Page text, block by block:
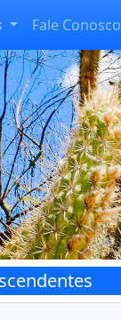
Fale Conosco